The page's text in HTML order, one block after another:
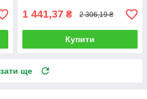
1 441,37 ₴ 2 306,19 ₴
Купити
ще